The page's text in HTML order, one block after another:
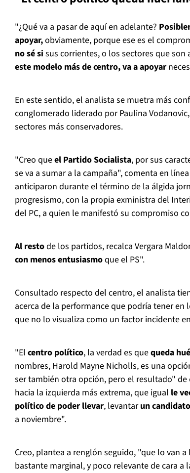
"¿Qué va a pasar de aquí en adelante?
apoyar,obviamente, porque ese es el
no sé si sus corrientes, o los sectores que son
este modelo más de centro, va a apoyar
En este sentido, el analista se muetra más
conglomerado liderado por Paulina
sectores más conservadores.
"Creo queel Partido Socialista, por sus
se va a sumar a la campaña", comenta en
anticiparon durante el término de la álgida
progresismo, con la propia exministra del
del PC, a quien le manifestó su compromiso
Al restode los partidos, recalca Vergara
con menos entusiasmoque el PS".
Consultado respecto del centro, el analista
acerca de la performance que podría tener
que no lo visualiza como un factor incidente
"El centro político, la verdad es quequeda
nombres, Harold Mayne Nicholls, es una
ser también otra opción, pero el resultado"
hacia la izquierda más extrema, que igual le
político de poder llevar, levantarun candidato
a noviembre".
Creo, plantea a renglón seguido, "que lo van
bastante marginal, y poco relevante de cara a